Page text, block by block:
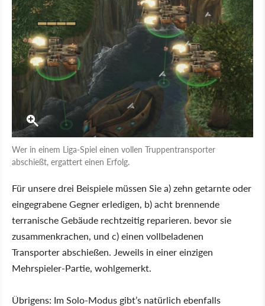
Wer in einem Liga-Spiel einen vollen Truppentransporter
abschießt, ergattert einen Erfolg.
Für unsere drei Beispiele müssen Sie a) zehn getarnte oder
eingegrabene Gegner erledigen, b) acht brennende
terranische Gebäude rechtzeitig reparieren. bevor sie
zusammenkrachen, und c) einen vollbeladenen
Transporter abschießen. Jeweils in einer einzigen
Mehrspieler-Partie, wohlgemerkt.
Übrigens: Im Solo-Modus gibt’s natürlich ebenfalls